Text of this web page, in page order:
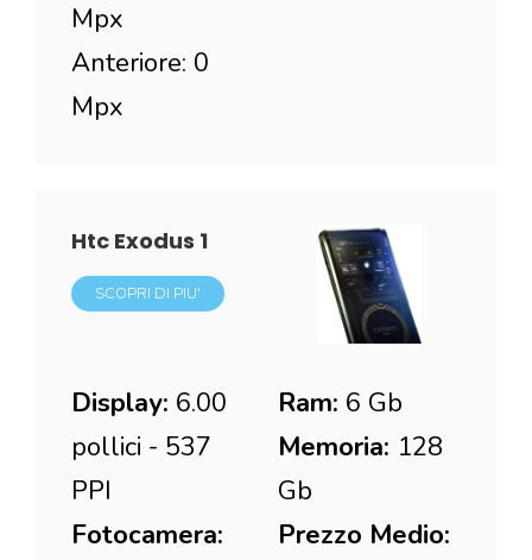
Mpx
Anteriore: 0
Mpx
Htc Exodus 1
SCOPRI DI PIU'
Display: 6.00
pollici - 537
PPI
Fotocamera:
Ram: 6 Gb
Memoria: 128
Gb
Prezzo Medio: